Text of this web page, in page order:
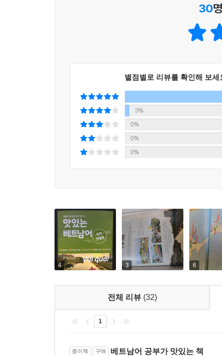
30
별점별로 리뷰를 확인해 보세
3%
0%
0%
0%
4 3 6
전체 리뷰 (32)
1
종이책 구매 베트남어 공부가 맛있는 책